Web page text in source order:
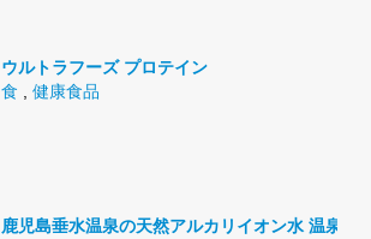
ウルトラフーズ プロテイン
食 , 健康食品
鹿児島垂水温泉の天然アルカリイオン水 温泉水